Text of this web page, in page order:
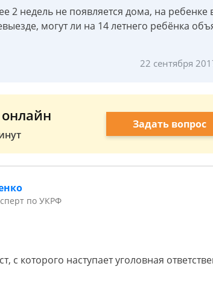
2 недель не появляется дома, на ребенке
могут ли на 14 летнего ребёнка
22 сентября
Задать вопрос
по УКРФ
с которого наступает уголовная